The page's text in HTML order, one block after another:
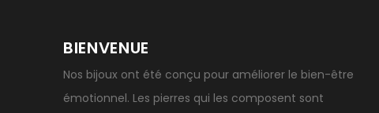
BIENVENUE
Nos bijoux ont été conçu pour améliorer le bien-être
émotionnel. Les pierres qui les composent sont